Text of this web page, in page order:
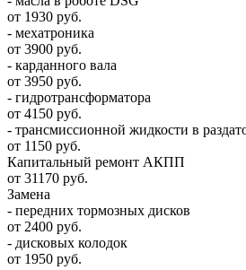
от 1930 руб.
- мехатроника
от 3900 руб.
- карданного вала
от 3950 руб.
- гидротрансформатора
от 4150 руб.
- трансмиссионной жидкости в
от 1150 руб.
Капитальный ремонт АКПП
от 31170 руб.
Замена
- передних тормозных дисков
от 2400 руб.
- дисковых колодок
от 1950 руб.